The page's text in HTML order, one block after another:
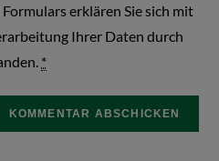
erklären Sie sich mit
Ihrer Daten durch
*